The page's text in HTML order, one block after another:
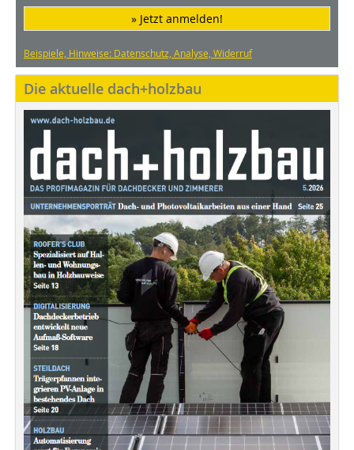
» Jetzt anmelden!
Beispiele, Hinweise: Datenschutz, Analyse, Widerruf
Die aktuelle dach+holzbau